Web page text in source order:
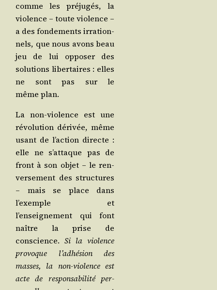
comme les pré­ju­gés, la
vio­lence – toute vio­lence –
a des fon­de­ments irra­tion­
nels, que nous avons beau
jeu de lui oppo­ser des
solu­tions liber­taires : elles
ne sont pas sur le
même plan.
La non-vio­lence est une
révo­lu­tion déri­vée, même
usant de l’action directe :
elle ne s’attaque pas de
front à son objet – le ren­
ver­se­ment des struc­tures
– mais se place dans
l’exemple et
l’enseignement qui font
naître la prise de
conscience. Si la vio­lence
pro­voque l’adhésion des
masses, la non-vio­lence est
acte de res­pon­sa­bi­li­té per­